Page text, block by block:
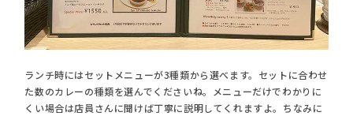
ランチ時にはセットメニューが3種類から選べます。セットに合わせ
た数のカレーの種類を選んでくださいね。メニューだけでわかりに
くい場合は店員さんに聞けば丁寧に説明してくれますよ。ちなみに